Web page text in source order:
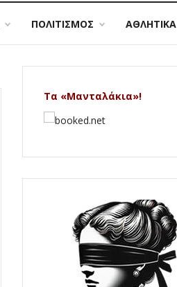
ΠΟΛΙΤΙΣΜΟΣ ΑΘΛΗΤΙΚΑ
Τα «Μανταλάκια»!